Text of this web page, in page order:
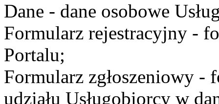
Dane - dane osobowe
Formularz rejestracyjny -
Portalu;
Formularz zgłoszeniowy -
udziału Usługobiorcy w